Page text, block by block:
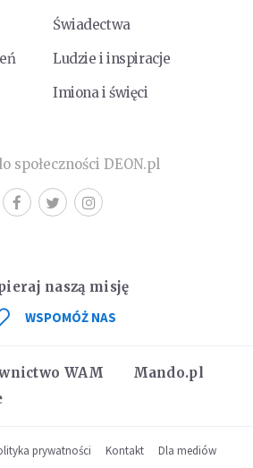
Świadectwa
Ludzie i inspiracje
Imiona i święci
społeczności DEON.pl
WAM
Mando.pl
naszą misję
WSPOMÓŻ NAS
prywatności Kontakt Dla mediów